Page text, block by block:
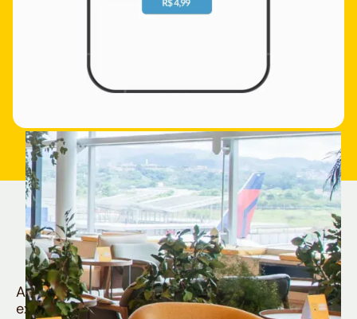
Quem é Nomad tem
muito mais
Aproveite todos os benefícios e vantagens
exclusivas da sua Conta Internacional